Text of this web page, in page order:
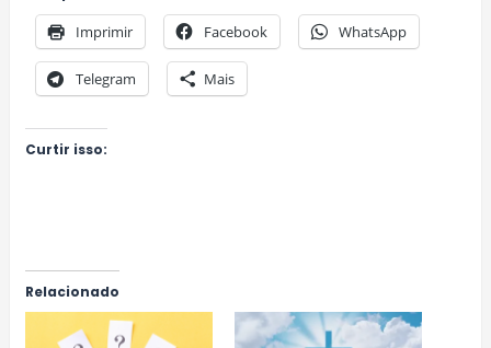
Imprimir Facebook WhatsApp
Telegram Mais
Curtir isso:
Relacionado